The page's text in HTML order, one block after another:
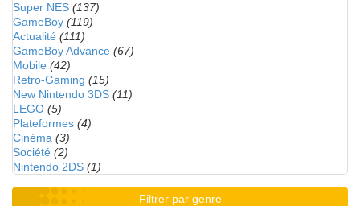
Super NES (137)
GameBoy (119)
Actualité (111)
GameBoy Advance (67)
Mobile (42)
Retro-Gaming (15)
New Nintendo 3DS (11)
LEGO (5)
Plateformes (4)
Cinéma (3)
Société (2)
Nintendo 2DS (1)
Filtrer par genre